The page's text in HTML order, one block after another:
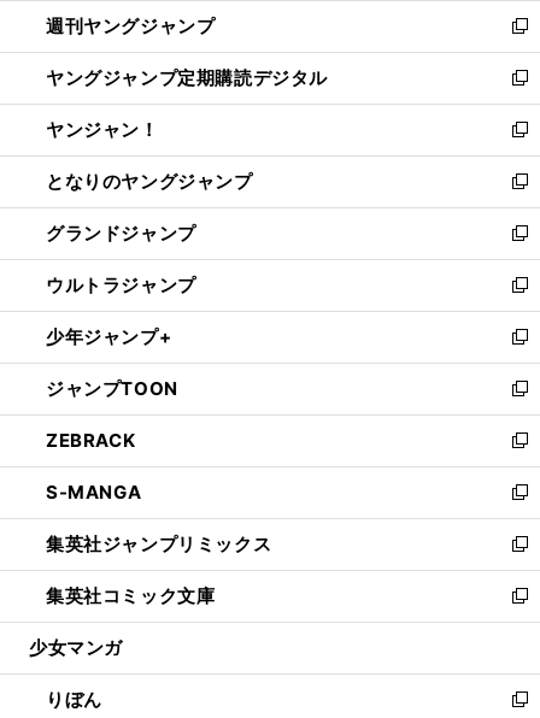
く
で
開
く
ド
ウ
で
開
く
ィ
ン
ド
ウ
で
開
く
週刊ヤングジャンプ
新
し
い
ウ
ィ
ン
ド
ウ
で
開
く
ヤングジャンプ定期購読デジタル
新
し
い
ウ
ィ
ン
ド
ウ
で
開
く
ヤンジャン！
新
し
い
ウ
ィ
ン
ド
ウ
で
開
く
となりのヤングジャンプ
新
し
い
ウ
ィ
ン
ド
ウ
で
開
く
グランドジャンプ
新
し
い
ウ
ィ
ン
ド
ウ
で
開
く
ウルトラジャンプ
新
し
い
ウ
ィ
ン
ド
ウ
で
開
く
少年ジャンプ+
新
し
い
ウ
ィ
ン
ド
ウ
で
開
く
ジャンプTOON
新
し
い
ウ
ィ
ン
ド
ウ
で
開
ZEBRACK
新
し
い
ウ
ィ
ン
ド
ウ
開
く
S-MANGA
新
し
い
ウ
ィ
ン
ウ
で
集英社ジャンプリミックス
新
し
い
ウ
ン
ド
集英社コミック文庫
新
し
ウ
ィ
少女マンガ
りぼん 新